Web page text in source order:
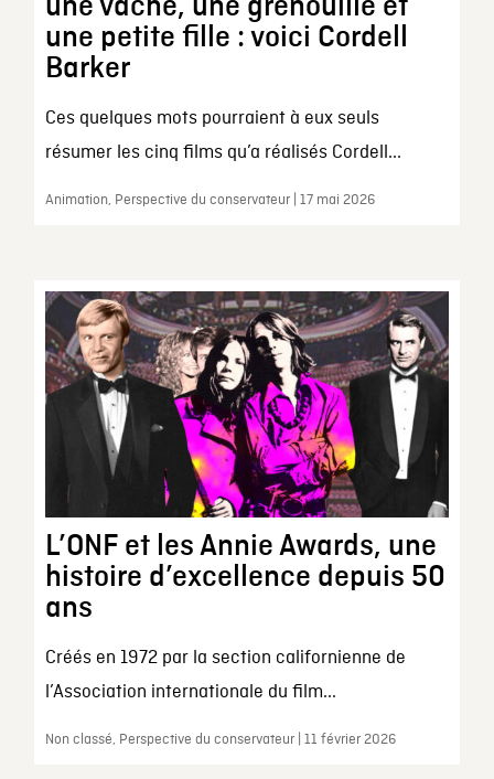
une vache, une grenouille et
une petite fille : voici Cordell
Barker
Ces quelques mots pourraient à eux seuls
résumer les cinq films qu’a réalisés Cordell...
Animation, Perspective du conservateur | 17 mai 2026
L’ONF et les Annie Awards, une
histoire d’excellence depuis 50
ans
Créés en 1972 par la section californienne de
l’Association internationale du film...
Non classé, Perspective du conservateur | 11 février 2026